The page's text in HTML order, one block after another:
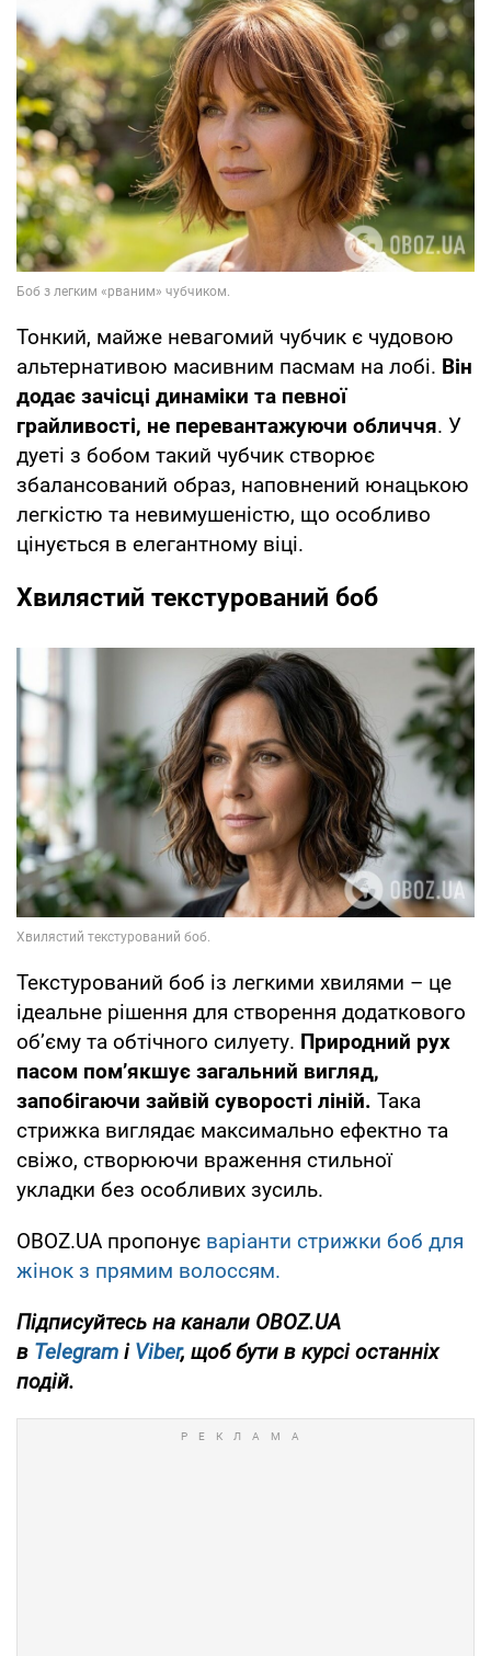
Тонкий, майже невагомий чубчик є чудовою
альтернативою масивним пасмам на лобі. Він
додає зачісці динаміки та певної
грайливості, не перевантажуючи обличчя. У
дуеті з бобом такий чубчик створює
збалансований образ, наповнений юнацькою
легкістю та невимушеністю, що особливо
цінується в елегантному віці.
Хвилястий текстурований боб
Текстурований боб із легкими хвилями – це
ідеальне рішення для створення додаткового
об’єму та обтічного силуету. Природний рух
пасом пом’якшує загальний вигляд,
запобігаючи зайвій суворості ліній. Така
стрижка виглядає максимально ефектно та
свіжо, створюючи враження стильної
укладки без особливих зусиль.
OBOZ.UA пропонує варіанти стрижки боб для
жінок з прямим волоссям.
Підписуйтесь на канали OBOZ.UA
в Telegram і Viber, щоб бути в курсі останніх
подій.